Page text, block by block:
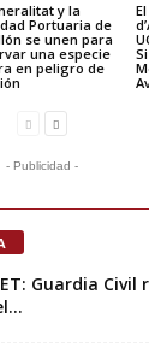
y la
Portuaria de
se unen para
una especie
en peligro de
- Publicidad -
Guardia